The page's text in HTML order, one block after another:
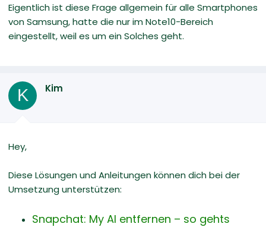
Eigentlich ist diese Frage allgemein für alle Smartphones
von Samsung, hatte die nur im Note10-Bereich
eingestellt, weil es um ein Solches geht.
K Kim
Hey,
Diese Lösungen und Anleitungen können dich bei der
Umsetzung unterstützen:
Snapchat: My AI entfernen – so gehts